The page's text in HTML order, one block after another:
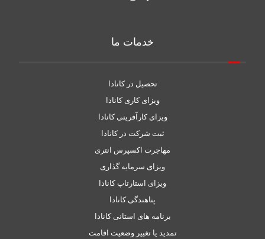
خدمات ما
تحصیل در کانادا
ویزای کاری کانادا
ویزای کارآفرینی کانادا
ثبت شرکت در کانادا
مهاجرت اکسپرس انتری
ویزای سرمایه گذاری
ویزای استارتاپ کانادا
پناهندگی کانادا
برنامه های استانی کانادا
تمدید یا تغییر وضعیت اقامت